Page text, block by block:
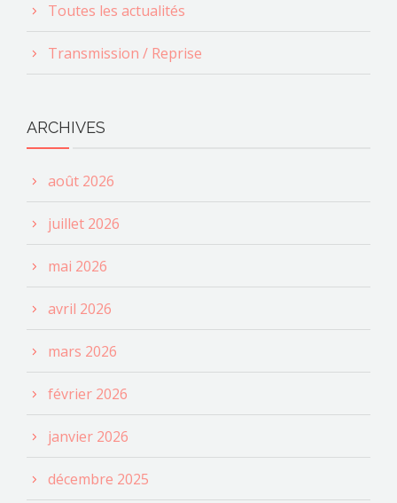
Toutes les actualités
Transmission / Reprise
ARCHIVES
août 2026
juillet 2026
mai 2026
avril 2026
mars 2026
février 2026
janvier 2026
décembre 2025